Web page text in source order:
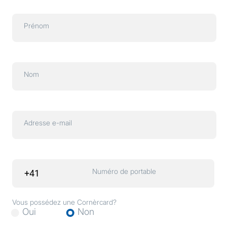
Prénom
Nom
Adresse e-mail
Numéro de portable
Vous possédez une Cornèrcard?
Oui Non